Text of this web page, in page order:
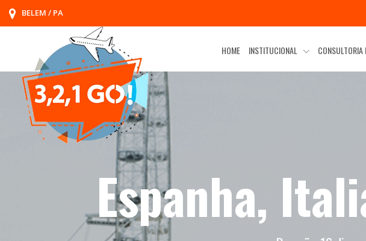
BELEM / PA
HOME INSTITUCIONAL
Espanha,